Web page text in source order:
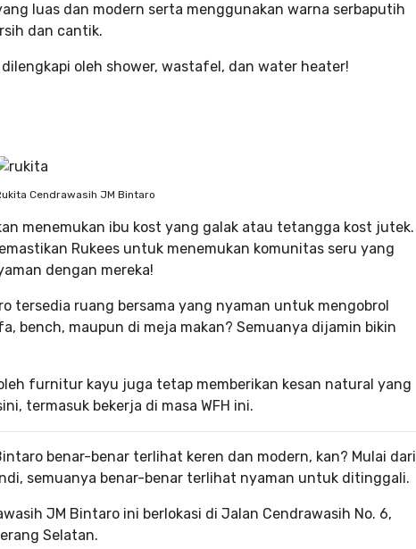
luas dan modern serta menggunakan warna serbaputih
dan cantik.
oleh shower, wastafel, dan water heater!
Cendrawasih JM Bintaro
menemukan ibu kost yang galak atau tetangga kost jutek.
Rukees untuk menemukan komunitas seru yang
dengan mereka!
tersedia ruang bersama yang nyaman untuk mengobrol
bench, maupun di meja makan? Semuanya dijamin bikin
furnitur kayu juga tetap memberikan kesan natural yang
termasuk bekerja di masa WFH ini.
benar-benar terlihat keren dan modern, kan? Mulai dari
semuanya benar-benar terlihat nyaman untuk ditinggali.
JM Bintaro ini berlokasi di Jalan Cendrawasih No. 6,
Selatan.